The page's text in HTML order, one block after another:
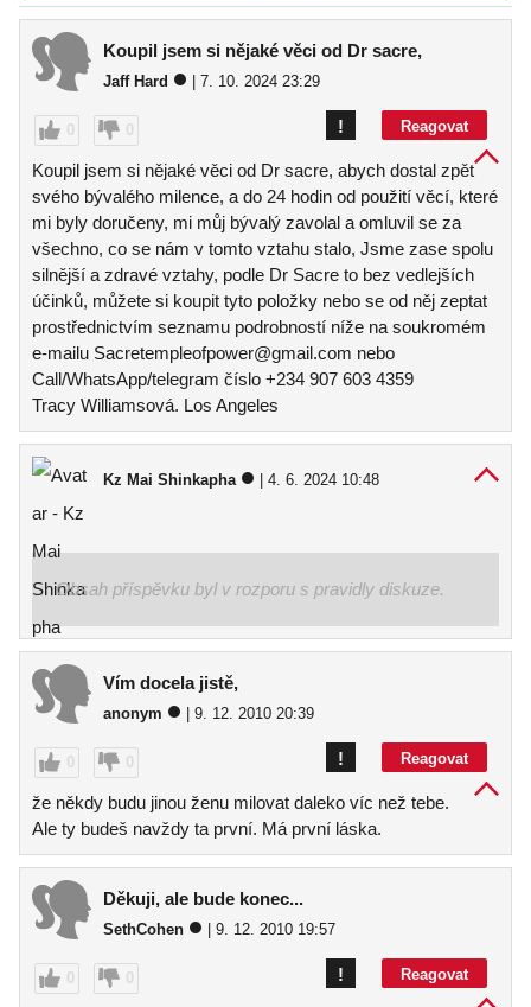
Koupil jsem si nějaké věci od Dr sacre,
Jaff Hard | 7. 10. 2024 23:29
0 0 Reagovat
!
Koupil jsem si nějaké věci od Dr sacre, abych dostal zpět
svého bývalého milence, a do 24 hodin od použití věcí, které
mi byly doručeny, mi můj bývalý zavolal a omluvil se za
všechno, co se nám v tomto vztahu stalo, Jsme zase spolu
silnější a zdravé vztahy, podle Dr Sacre to bez vedlejších
účinků, můžete si koupit tyto položky nebo se od něj zeptat
prostřednictvím seznamu podrobností níže na soukromém
e-mailu Sacretempleofpower@gmail.com nebo
Call/WhatsApp/telegram číslo +234 907 603 4359
Tracy Williamsová. Los Angeles
Kz Mai Shinkapha | 4. 6. 2024 10:48
Obsah příspěvku byl v rozporu s pravidly diskuze.
Vím docela jistě,
anonym | 9. 12. 2010 20:39
0 0 Reagovat
!
že někdy budu jinou ženu milovat daleko víc než tebe.
Ale ty budeš navždy ta první. Má první láska.
Děkuji, ale bude konec...
SethCohen | 9. 12. 2010 19:57
0 0 Reagovat
!